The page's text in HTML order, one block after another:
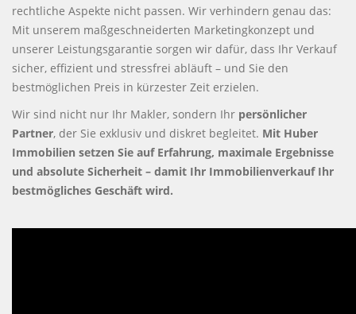
rechtliche Aspekte nicht passen. Wir verhindern genau das:
Mit unserem maßgeschneiderten Marketingkonzept und
unserer Leistungsgarantie sorgen wir dafür, dass Ihr Verkauf
sicher, effizient und stressfrei abläuft – und Sie den
bestmöglichen Preis in kürzester Zeit erzielen.
Wir sind nicht nur Ihr Makler, sondern Ihr persönlicher
Partner, der Sie exklusiv und diskret begleitet. Mit Huber
Immobilien setzen Sie auf Erfahrung, maximale Ergebnisse
und absolute Sicherheit – damit Ihr Immobilienverkauf Ihr
bestmögliches Geschäft wird.